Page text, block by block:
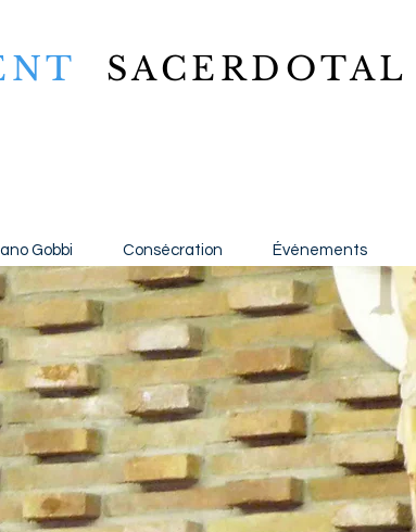
SACERDOTAL
Gobbi Consécration Événements